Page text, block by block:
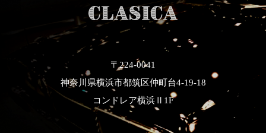
〒224-0041
神奈川県横浜市都筑区仲町台4-19-18
コンドレア横浜Ⅱ1F